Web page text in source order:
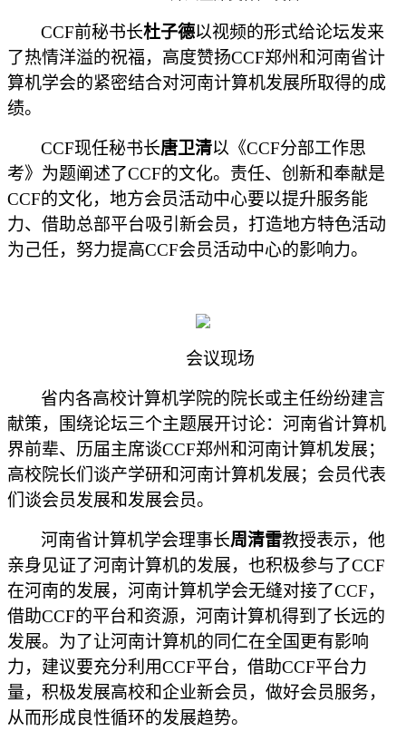
CCF前秘书长杜子德以视频的形式给论坛发来
了热情洋溢的祝福，高度赞扬CCF郑州和河南省计
算机学会的紧密结合对河南计算机发展所取得的成
绩。
CCF现任秘书长唐卫清以《CCF分部工作思
考》为题阐述了CCF的文化。责任、创新和奉献是
CCF的文化，地方会员活动中心要以提升服务能
力、借助总部平台吸引新会员，打造地方特色活动
为己任，努力提高CCF会员活动中心的影响力。
会议现场
省内各高校计算机学院的院长或主任纷纷建言
献策，围绕论坛三个主题展开讨论：河南省计算机
界前辈、历届主席谈CCF郑州和河南计算机发展；
高校院长们谈产学研和河南计算机发展；会员代表
们谈会员发展和发展会员。
河南省计算机学会理事长周清雷教授表示，他
亲身见证了河南计算机的发展，也积极参与了CCF
在河南的发展，河南计算机学会无缝对接了CCF，
借助CCF的平台和资源，河南计算机得到了长远的
发展。为了让河南计算机的同仁在全国更有影响
力，建议要充分利用CCF平台，借助CCF平台力
量，积极发展高校和企业新会员，做好会员服务，
从而形成良性循环的发展趋势。